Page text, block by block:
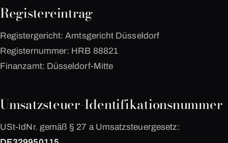
Registereintrag
Registergericht: Amtsgericht Düsseldorf
Registernummer: HRB 88821
Finanzamt: Düsseldorf-Mitte
Umsatzsteuer-Identifikationsnummer
USt-IdNr. gemäß § 27 a Umsatzsteuergesetz: